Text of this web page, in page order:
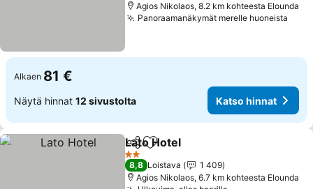
Agios Nikolaos, 8.2 km kohteesta Elounda
Panoraamanäkymät merelle huoneista
Alkaen 81 €
Näytä hinnat 12 sivustolta Katso hinnat
Jaa Lisää suosikkeihin
Lato Hotel
2 Tähtiluokitus
8,8 Loistava
1 409
Agios Nikolaos, 6.7 km kohteesta Elounda